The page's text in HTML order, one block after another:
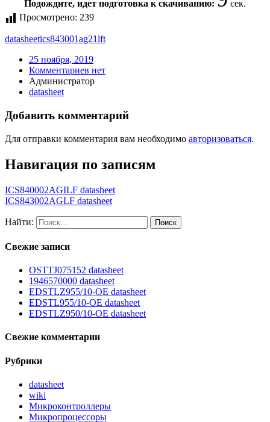
Подождите, идет подготовка к скачиванию:
сек.
Просмотрено: 239
datasheetics843001ag21lft
25 ноября, 2019
Комментариев нет
Администратор
datasheet
Добавить комментарий
Для отправки комментария вам необходимо авторизоваться.
Навигация по записям
ICS840002AGILF datasheet
ICS843002AGLF datasheet
Найти:
Свежие записи
OSTTJ075152 datasheet
1946570000 datasheet
EDSTLZ955/10-OE datasheet
EDSTL955/10-OE datasheet
EDSTLZ950/10-OE datasheet
Свежие комментарии
Рубрики
datasheet
wiki
Микроконтроллеры
Микропроцессоры